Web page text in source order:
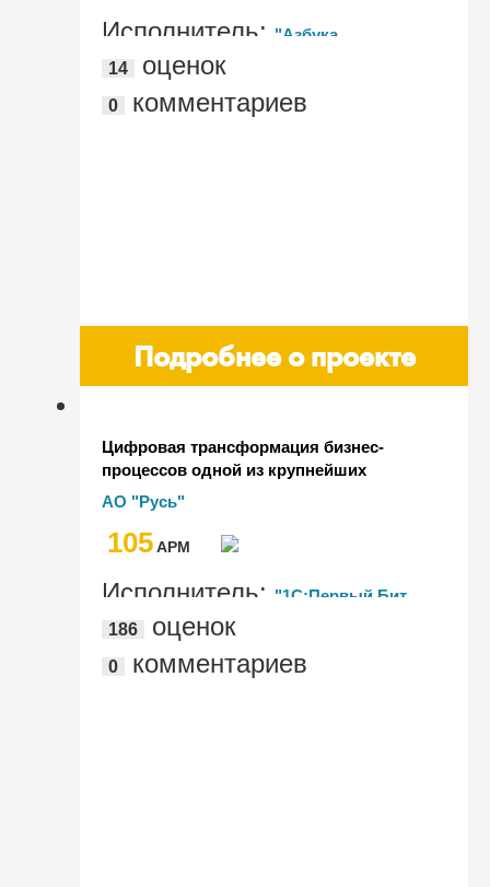
Исполнитель: "Азбука
управления"
14 оценок
0 комментариев
Подробнее о проекте
Цифровая трансформация бизнес-
процессов одной из крупнейших
птицефабрик в Сибири АО "Русь"
АО "Русь"
105AРМ
Исполнитель: "1С:Первый Бит,
Омск", Департамент ИЦР АО "Русь"
186 оценок
0 комментариев